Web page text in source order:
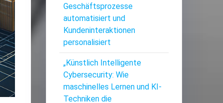
Geschäftsprozesse
automatisiert und
Kundeninteraktionen
personalisiert
„Künstlich Intelligente
Cybersecurity: Wie
maschinelles Lernen und KI-
Techniken die